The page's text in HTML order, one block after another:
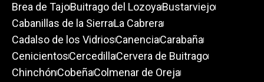
Brea de TajoBuitrago del LozoyaBustarviejo
Cabanillas de la SierraLa Cabrera
Cadalso de los VidriosCanenciaCarabaña
CenicientosCercedillaCervera de Buitrago
ChinchónCobeñaColmenar de Oreja